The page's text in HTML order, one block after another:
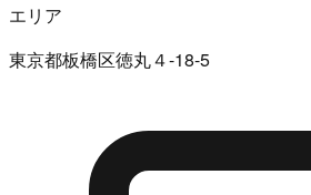
エリア
東京都板橋区徳丸４-18-5